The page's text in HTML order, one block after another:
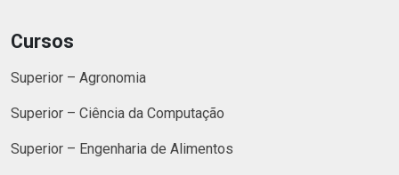
Cursos
Superior – Agronomia
Superior – Ciência da Computação
Superior – Engenharia de Alimentos